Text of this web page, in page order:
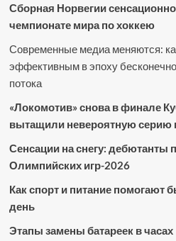
Сборная Норвегии
чемпионате мира по хоккею
Современные медиа меняются:
эффективным в эпоху
потока
«Локомотив» снова в финале
вытащили невероятную серию
Сенсации на снегу: дебютанты
Олимпийских игр-2026
Как спорт и питание
день
Этапы замены батареек в часах